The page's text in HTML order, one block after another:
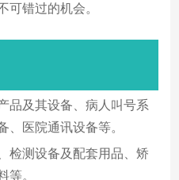
可错过的机会。
品及其设备、病人叫号系
、医院通讯设备等。
检测设备及配套用品、矫
等。